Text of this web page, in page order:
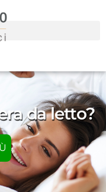
da letto?